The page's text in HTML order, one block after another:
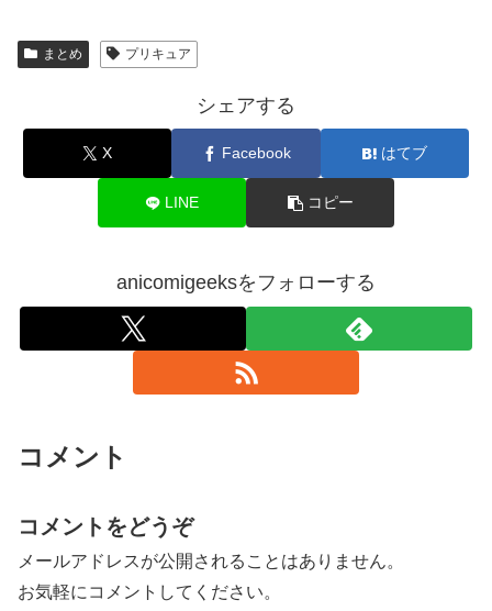
まとめ プリキュア
シェアする
X Facebook はてブ
LINE コピー
anicomigeeksをフォローする
コメント
コメントをどうぞ
メールアドレスが公開されることはありません。
お気軽にコメントしてください。